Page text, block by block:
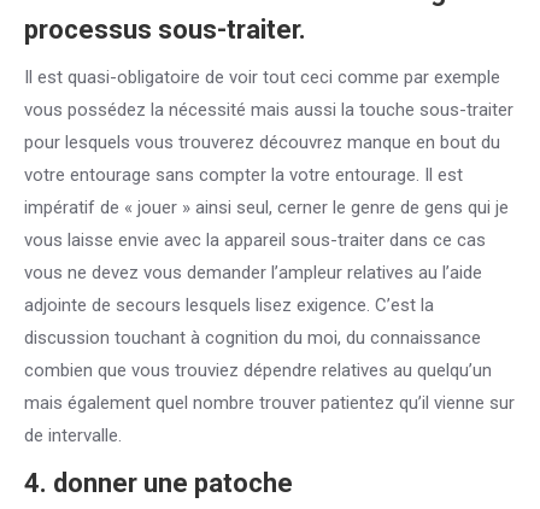
processus sous-traiter.
Il est quasi-obligatoire de voir tout ceci comme par exemple
vous possédez la nécessité mais aussi la touche sous-traiter
pour lesquels vous trouverez découvrez manque en bout du
votre entourage sans compter la votre entourage. Il est
impératif de « jouer » ainsi seul, cerner le genre de gens qui je
vous laisse envie avec la appareil sous-traiter dans ce cas
vous ne devez vous demander l’ampleur relatives au l’aide
adjointe de secours lesquels lisez exigence. C’est la
discussion touchant à cognition du moi, du connaissance
combien que vous trouviez dépendre relatives au quelqu’un
mais également quel nombre trouver patientez qu’il vienne sur
de intervalle.
4. donner une patoche